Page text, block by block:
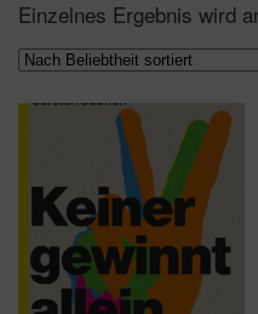
Einzelnes Ergebnis wird